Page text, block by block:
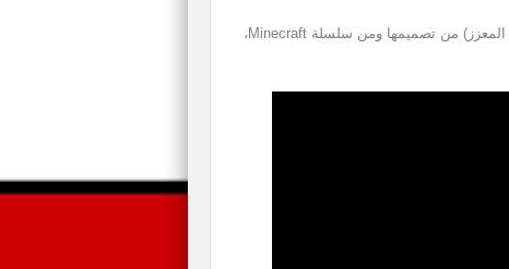
شوقت شركة Microsoft للعبة AR (أي بتقنيات الواقع المعزز) من تصميمها ومن سلسلة Minecraft،